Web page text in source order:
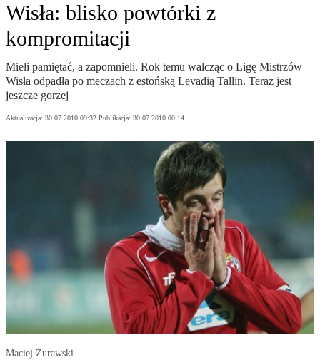
Wisła: blisko powtórki z
kompromitacji
Mieli pamiętać, a zapomnieli. Rok temu walcząc o Ligę Mistrzów
Wisła odpadła po meczach z estońską Levadią Tallin. Teraz jest
jeszcze gorzej
Aktualizacja: 30.07.2010 09:32 Publikacja: 30.07.2010 00:14
Maciej Żurawski